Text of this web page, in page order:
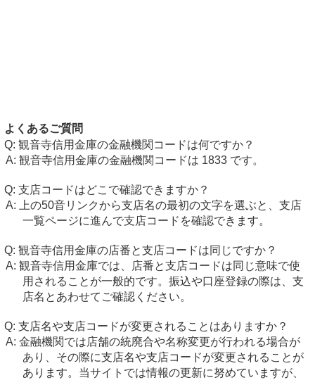
よくあるご質問
観音寺信用金庫の金融機関コードは何ですか？
観音寺信用金庫の金融機関コードは 1833 です。
支店コードはどこで確認できますか？
上の50音リンクから支店名の最初の文字を選ぶと、支店
一覧ページに進んで支店コードを確認できます。
観音寺信用金庫の店番と支店コードは同じですか？
観音寺信用金庫では、店番と支店コードは同じ意味で使
用されることが一般的です。振込や口座登録の際は、支
店名とあわせてご確認ください。
支店名や支店コードが変更されることはありますか？
金融機関では店舗の統廃合や名称変更が行われる場合が
あり、その際に支店名や支店コードが変更されることが
あります。当サイトでは情報の更新に努めていますが、